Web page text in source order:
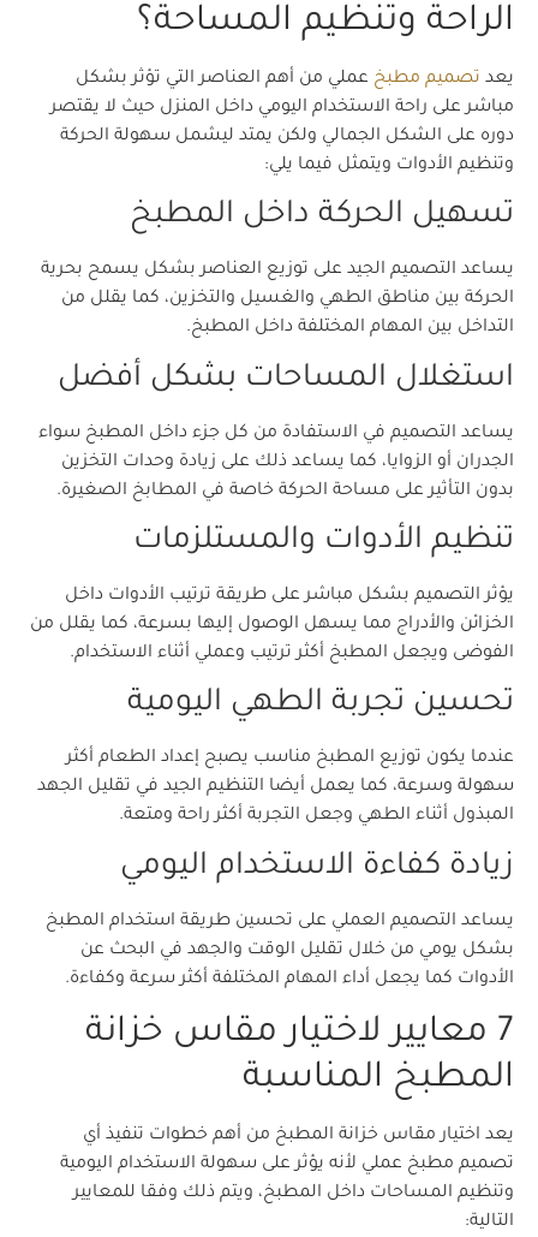
الراحة وتنظيم المساحة؟
يعد تصميم مطبخ عملي من أهم العناصر التي تؤثر بشكل
مباشر على راحة الاستخدام اليومي داخل المنزل حيث لا يقتصر
دوره على الشكل الجمالي ولكن يمتد ليشمل سهولة الحركة
وتنظيم الأدوات ويتمثل فيما يلي:
تسهيل الحركة داخل المطبخ
يساعد التصميم الجيد على توزيع العناصر بشكل يسمح بحرية
الحركة بين مناطق الطهي والغسيل والتخزين، كما يقلل من
التداخل بين المهام المختلفة داخل المطبخ.
استغلال المساحات بشكل أفضل
يساعد التصميم في الاستفادة من كل جزء داخل المطبخ سواء
الجدران أو الزوايا، كما يساعد ذلك على زيادة وحدات التخزين
بدون التأثير على مساحة الحركة خاصة في المطابخ الصغيرة.
تنظيم الأدوات والمستلزمات
يؤثر التصميم بشكل مباشر على طريقة ترتيب الأدوات داخل
الخزائن والأدراج مما يسهل الوصول إليها بسرعة، كما يقلل من
الفوضى ويجعل المطبخ أكثر ترتيب وعملي أثناء الاستخدام.
تحسين تجربة الطهي اليومية
عندما يكون توزيع المطبخ مناسب يصبح إعداد الطعام أكثر
سهولة وسرعة، كما يعمل أيضا التنظيم الجيد في تقليل الجهد
المبذول أثناء الطهي وجعل التجربة أكثر راحة ومتعة.
زيادة كفاءة الاستخدام اليومي
يساعد التصميم العملي على تحسين طريقة استخدام المطبخ
بشكل يومي من خلال تقليل الوقت والجهد في البحث عن
الأدوات كما يجعل أداء المهام المختلفة أكثر سرعة وكفاءة.
7 معايير لاختيار مقاس خزانة
المطبخ المناسبة
يعد اختيار مقاس خزانة المطبخ من أهم خطوات تنفيذ أي
تصميم مطبخ عملي لأنه يؤثر على سهولة الاستخدام اليومية
وتنظيم المساحات داخل المطبخ، ويتم ذلك وفقا للمعايير
التالية: